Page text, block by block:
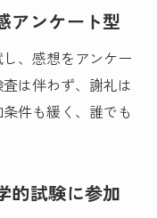
アンケート型
、感想をアンケー
は伴わず、謝礼は
件も緩く、誰でも
的試験に参加